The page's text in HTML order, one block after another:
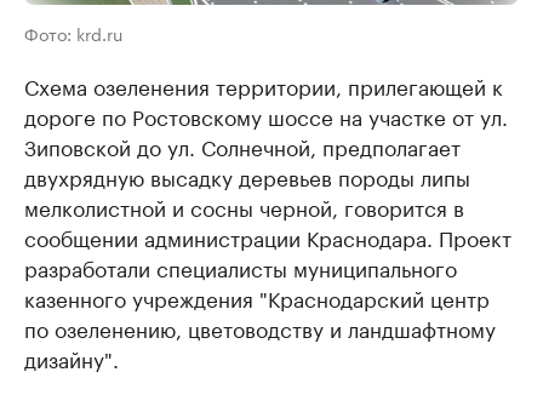
Фото: krd.ru
Схема озеленения территории, прилегающей к
дороге по Ростовскому шоссе на участке от ул.
Зиповской до ул. Солнечной, предполагает
двухрядную высадку деревьев породы липы
мелколистной и сосны черной, говорится в
сообщении администрации Краснодара. Проект
разработали специалисты муниципального
казенного учреждения "Краснодарский центр
по озеленению, цветоводству и ландшафтному
дизайну".